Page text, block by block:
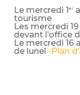
Le mercredi 1 er
tourisme
Les mercredi
devant l’office
Le mercredi 16
de lunel -Plan